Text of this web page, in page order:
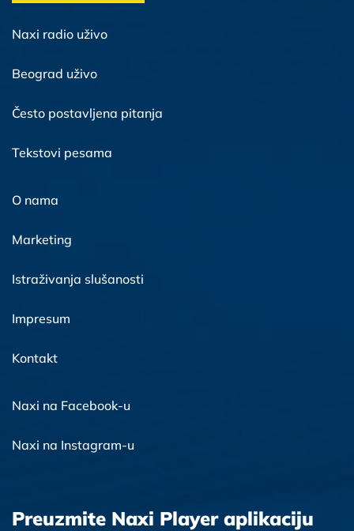
Naxi radio uživo
Beograd uživo
Često postavljena pitanja
Tekstovi pesama
O nama
Marketing
Istraživanja slušanosti
Impresum
Kontakt
Naxi na Facebook-u
Naxi na Instagram-u
Preuzmite Naxi Player aplikaciju